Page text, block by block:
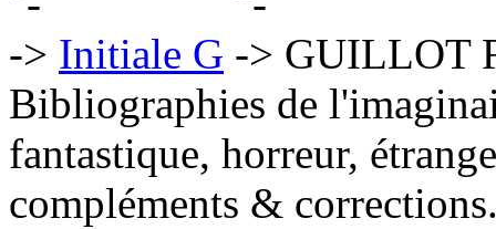
Initiale G
GUILLOT
Bibliographies de
fantastique, horreur,
compléments &